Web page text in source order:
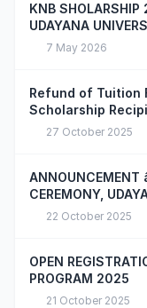
KNB
UDAYANA
7 May 2026
Refund of Tuition
Scholarship
27 October 2025
ANNOUNCEMENT
CEREMONY,
22 October 2025
OPEN
PROGRAM 2025
21 October 2025